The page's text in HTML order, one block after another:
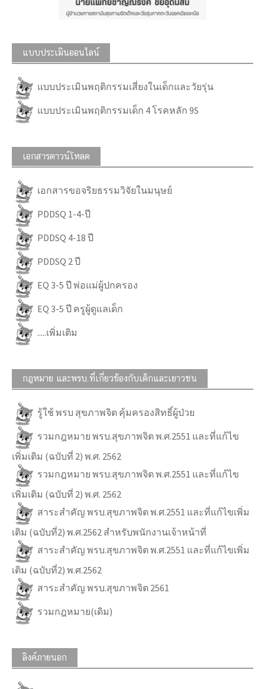
แบบประเมินออนไลน์
แบบประเมินพฤติกรรมเสี่ยงในเด็กและวัยรุ่น
แบบประเมินพฤติกรรมเด็ก 4 โรคหลัก 9S
เอกสารดาวน์โหลด
เอกสารขอจริยธรรมวิจัยในมนุษย์
PDDSQ 1-4-ปี
PDDSQ 4-18 ปี
PDDSQ 2 ปี
EQ 3-5 ปี พ่อแม่ผู้ปกครอง
EQ 3-5 ปี ครูผู้ดูแลเด็ก
.....เพิ่มเติม
กฎหมาย และพรบ.ที่เกี่ยวข้องกับเด็กและเยาวชน
รู้ใช้ พรบ สุขภาพจิต คุ้มครองสิทธิ์ผู้ป่วย
รวมกฎหมาย พรบ.สุขภาพจิต พ.ศ.2551 และที่แก้ไข
เพิ่มเติม (ฉบับที่ 2) พ.ศ. 2562
รวมกฎหมาย พรบ.สุขภาพจิต พ.ศ.2551 และที่แก้ไข
เพิ่มเติม (ฉบับที่ 2) พ.ศ. 2562
สาระสำคัญ พรบ.สุขภาพจิต พ.ศ.2551 และที่แก้ไขเพิ่ม
เติม (ฉบับที่2) พ.ศ.2562 สำหรับพนักงานเจ้าหน้าที่
สาระสำคัญ พรบ.สุขภาพจิต พ.ศ.2551 และที่แก้ไขเพิ่ม
เติม (ฉบับที่2) พ.ศ.2562
สาระสำคัญ พรบ.สุขภาพจิต 2561
รวมกฎหมาย(เดิม)
ลิงค์ภายนอก